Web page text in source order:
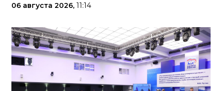
06 августа 2026, 11:14